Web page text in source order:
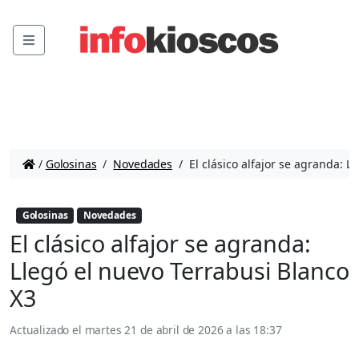
Menu
/ Golosinas / Novedades / El clásico alfajor se agranda:
Golosinas Novedades
El clásico alfajor se agranda:
Llegó el nuevo Terrabusi Blanco
X3
Actualizado el martes 21 de abril de 2026 a las 18:37